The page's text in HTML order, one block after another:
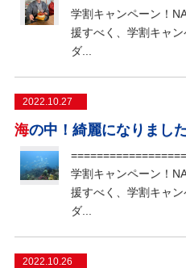
学割キャンペーン！
援すべく、学割キャ
ダ...
2022.10.27
海の中！綺麗になりまし
学割キャンペーン！
援すべく、学割キャ
ダ...
2022.10.26